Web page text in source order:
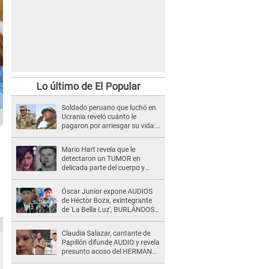
Lo último de El Popular
Soldado peruano que luchó en
Ucrania reveló cuánto le
pagaron por arriesgar su vida:
Mario Hart revela que le
detectaron un TUMOR en
delicada parte del cuerpo y
muy fuertes..."
Óscar Junior expone AUDIOS
de Héctor Boza, exintegrante
de 'La Bella Luz', BURLÁNDOSE
Claudia Salazar, cantante de
Papillón difunde AUDIO y revela
presunto acoso del HERMANO